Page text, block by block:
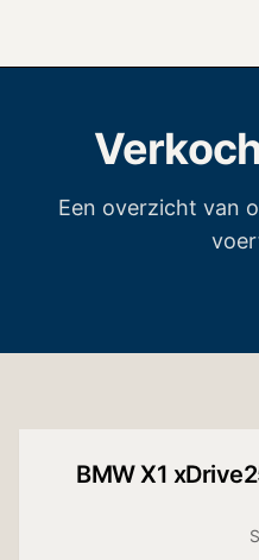
Een overzicht van
BMWX1